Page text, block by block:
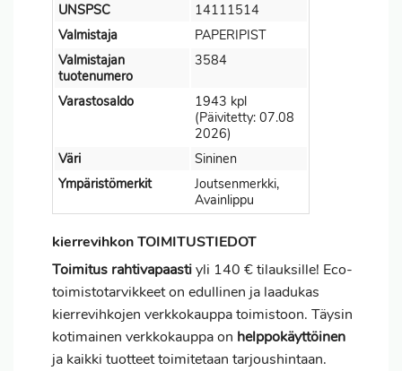
UNSPSC
14111514
Valmistaja
PAPERIPIST
Valmistajan
tuotenumero
3584
Varastosaldo
1943 kpl
(Päivitetty: 07.08
2026)
Väri
Sininen
Ympäristömerkit
Joutsenmerkki,
Avainlippu
kierrevihkon TOIMITUSTIEDOT
Toimitus rahtivapaastiyli 140 € tilauksille! Eco-
toimistotarvikkeet on edullinen ja laadukas
kierrevihkojen verkkokauppa toimistoon. Täysin
kotimainen verkkokauppa on helppokäyttöinen
ja kaikki tuotteet toimitetaan tarjoushintaan.